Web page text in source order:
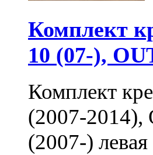
Комплект
10 (07-),
Комплект
(2007-
(2007-)